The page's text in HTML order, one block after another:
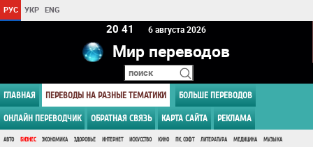
РУС УКР ENG
20:41 6 августа 2026
Мир переводов
ГЛАВНАЯ ПЕРЕВОДЫ НА РАЗНЫЕ ТЕМАТИКИ БОЛЬШЕ ПЕРЕВОДОВ
ОНЛАЙН ПЕРЕВОДЧИК ОБРАТНАЯ СВЯЗЬ КАРТА САЙТА РЕКЛАМА
АВТО БИЗНЕС ЭКОНОМИКА ЗДОРОВЬЕ ИНТЕРНЕТ ИСКУССТВО КИНО ПК, СОФТ ЛИТЕРАТУРА МЕДИЦИНА МУЗЫКА